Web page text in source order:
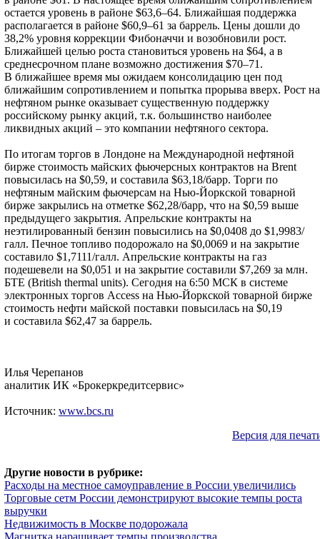
остается уровень в районе $63,6–64. Ближайшая поддержка
располагается в районе $60,9–61 за баррель. Цены дошли до
38,2% уровня коррекции Фибоначчи и возобновили рост.
Ближайшей целью роста становиться уровень на $64, а в
среднесрочном плане возможно достижения $70–71.
В ближайшее время мы ожидаем консолидацию цен под
ближайшим сопротивлением и попытка прорыва вверх. Рост на
нефтяном рынке оказывает существенную поддержку
российскому рынку акций, т.к. большинство наиболее
ликвидных акций – это компании нефтяного сектора.
По итогам торгов в Лондоне на Международной нефтяной
бирже стоимость майских фьючерсных контрактов на Brent
повысилась на $0,59, и составила $63,18/барр. Торги по
нефтяным майским фьючерсам на Нью-Йоркской товарной
бирже закрылись на отметке $62,28/барр, что на $0,59 выше
предыдущего закрытия. Апрельские контракты на
неэтилированный бензин повысились на $0,0408 до $1,9983/
галл. Печное топливо подорожало на $0,0069 и на закрытие
составило $1,7111/галл. Апрельские контракты на газ
подешевели на $0,051 и на закрытие составили $7,269 за млн.
БТЕ (British thermal units). Сегодня на 6:50 МСК в системе
электронных торгов Access на Нью-Йоркской товарной бирже
стоимость нефти майской поставки повысилась на $0,19
и составила $62,47 за баррель.
Илья Черепанов
аналитик ИК «Брокеркредитсервис»
Источник: www.bcs.ru
Версия для
Другие новости в рубрике:
Расходы на местное самоуправление в России увеличились
Торговые сетм России демонстрируют высокие темпы роста
выручки
Недвижимость в Москве подорожала
Магнитка наращивает темпы производства